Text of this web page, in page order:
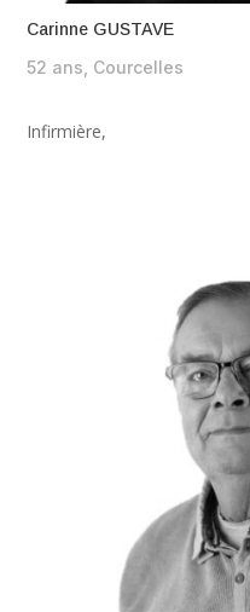
Carinne GUSTAVE
52 ans, Courcelles
Infirmière,